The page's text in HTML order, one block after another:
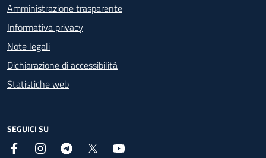
Amministrazione trasparente
Informativa privacy
Note legali
Dichiarazione di accessibilità
Statistiche web
SEGUICI SU
Facebook InstagramTelegram